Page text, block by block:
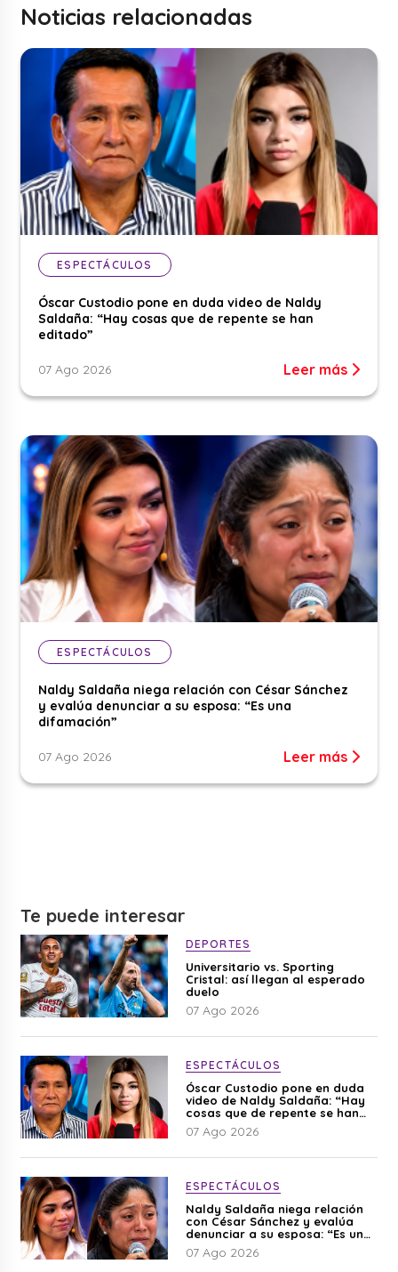
Noticias relacionadas
ESPECTÁCULOS
Óscar Custodio pone en duda video de Naldy
Saldaña: “Hay cosas que de repente se han
editado”
07 Ago 2026 Leer más
ESPECTÁCULOS
Naldy Saldaña niega relación con César Sánchez
y evalúa denunciar a su esposa: “Es una
difamación”
07 Ago 2026 Leer más
Te puede interesar
DEPORTES
Universitario vs. Sporting
Cristal: así llegan al esperado
duelo
07 Ago 2026
ESPECTÁCULOS
Óscar Custodio pone en duda
video de Naldy Saldaña: “Hay
cosas que de repente se han
editado”
07 Ago 2026
ESPECTÁCULOS
Naldy Saldaña niega relación
con César Sánchez y evalúa
denunciar a su esposa: “Es una
difamación”
07 Ago 2026